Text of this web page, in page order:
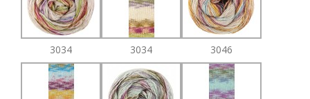
3034 3034 3046